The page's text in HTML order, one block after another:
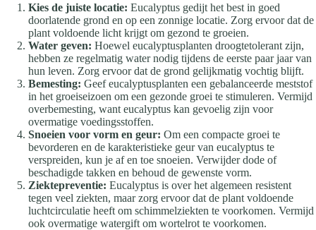
Kies de juiste locatie: Eucalyptus gedijt het best in goed
doorlatende grond en op een zonnige locatie. Zorg ervoor dat de
plant voldoende licht krijgt om gezond te groeien.
Water geven: Hoewel eucalyptusplanten droogtetolerant zijn,
hebben ze regelmatig water nodig tijdens de eerste paar jaar van
hun leven. Zorg ervoor dat de grond gelijkmatig vochtig blijft.
Bemesting: Geef eucalyptusplanten een gebalanceerde meststof
in het groeiseizoen om een gezonde groei te stimuleren. Vermijd
overbemesting, want eucalyptus kan gevoelig zijn voor
overmatige voedingsstoffen.
Snoeien voor vorm en geur: Om een compacte groei te
bevorderen en de karakteristieke geur van eucalyptus te
verspreiden, kun je af en toe snoeien. Verwijder dode of
beschadigde takken en behoud de gewenste vorm.
Ziektepreventie: Eucalyptus is over het algemeen resistent
tegen veel ziekten, maar zorg ervoor dat de plant voldoende
luchtcirculatie heeft om schimmelziekten te voorkomen. Vermijd
ook overmatige watergift om wortelrot te voorkomen.